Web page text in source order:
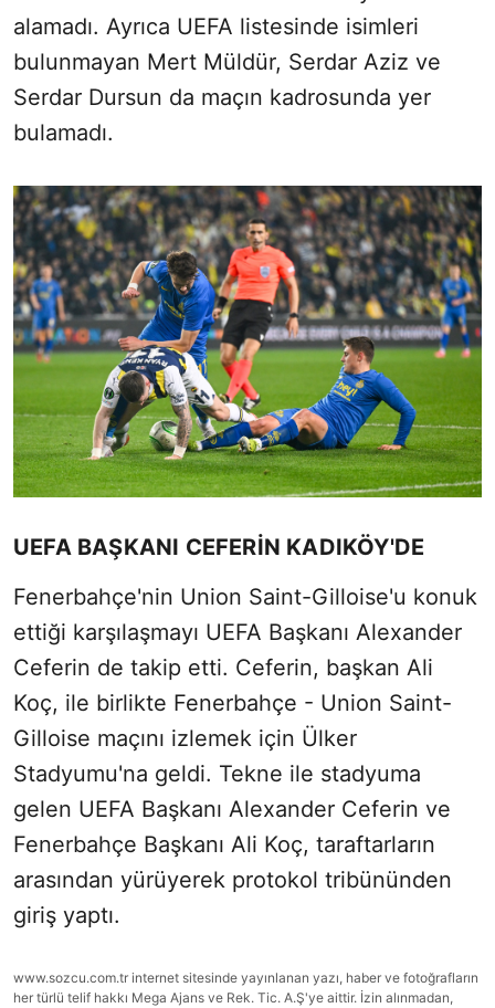
alamadı. Ayrıca UEFA listesinde isimleri
bulunmayan Mert Müldür, Serdar Aziz ve
Serdar Dursun da maçın kadrosunda yer
bulamadı.
UEFA BAŞKANI CEFERİN KADIKÖY'DE
Fenerbahçe'nin Union Saint-Gilloise'u konuk
ettiği karşılaşmayı UEFA Başkanı Alexander
Ceferin de takip etti. Ceferin, başkan Ali
Koç, ile birlikte Fenerbahçe - Union Saint-
Gilloise maçını izlemek için Ülker
Stadyumu'na geldi. Tekne ile stadyuma
gelen UEFA Başkanı Alexander Ceferin ve
Fenerbahçe Başkanı Ali Koç, taraftarların
arasından yürüyerek protokol tribününden
giriş yaptı.
www.sozcu.com.tr internet sitesinde yayınlanan yazı, haber ve fotoğrafların
her türlü telif hakkı Mega Ajans ve Rek. Tic. A.Ş'ye aittir. İzin alınmadan,